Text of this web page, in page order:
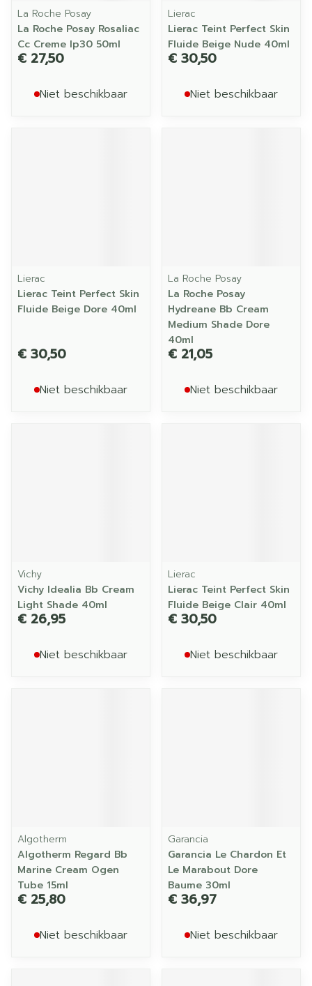
La Roche Posay
La Roche Posay Rosaliac
Cc Creme Ip30 50ml
€ 27,50
Niet beschikbaar
Lierac
Lierac Teint Perfect Skin
Fluide Beige Nude 40ml
€ 30,50
Niet beschikbaar
Lierac
Lierac Teint Perfect Skin
Fluide Beige Dore 40ml
€ 30,50
Niet beschikbaar
La Roche Posay
La Roche Posay
Hydreane Bb Cream
Medium Shade Dore
40ml
€ 21,05
Niet beschikbaar
Vichy
Vichy Idealia Bb Cream
Light Shade 40ml
€ 26,95
Niet beschikbaar
Lierac
Lierac Teint Perfect Skin
Fluide Beige Clair 40ml
€ 30,50
Niet beschikbaar
Algotherm
Algotherm Regard Bb
Marine Cream Ogen
Tube 15ml
€ 25,80
Niet beschikbaar
Garancia
Garancia Le Chardon Et
Le Marabout Dore
Baume 30ml
€ 36,97
Niet beschikbaar